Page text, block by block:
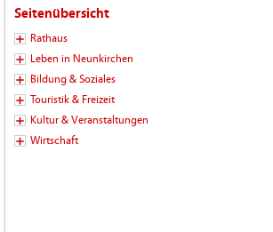
Seitenübersicht
Rathaus
Leben in Neunkirchen
Bildung & Soziales
Touristik & Freizeit
Kultur & Veranstaltungen
Wirtschaft